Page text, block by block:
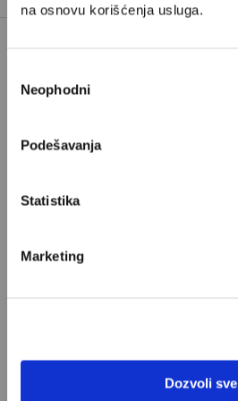
na osnovu korišćenja usluga.
сагласности
Neophodni
Podešavanja
Statistika
Marketing
Dozvoli sve
POPULARNO
najboljih romana
Odisej je u stvari negativac